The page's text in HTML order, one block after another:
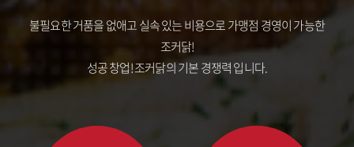
불필요한 거품을 없애고 실속 있는 비용으로 가맹점 경영이 가능한
조커닭!
성공 창업! 조커닭의 기본 경쟁력 입니다.